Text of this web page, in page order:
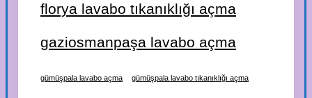
florya lavabo tıkanıklığı açma
gaziosmanpaşa lavabo açma
gümüşpala lavabo açma gümüşpala lavabo tıkanıklığı açma